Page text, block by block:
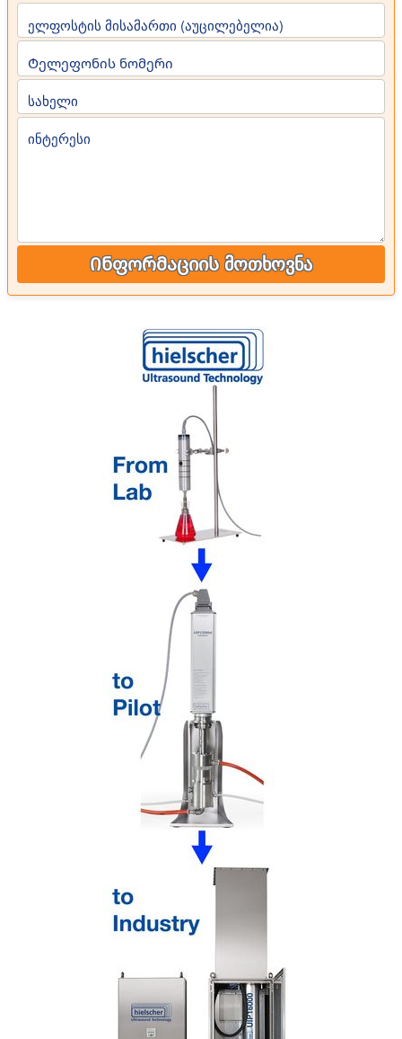
ელფოსტის მისამართი (აუცილებელია)
Ტელეფონის ნომერი
სახელი
ინტერესი
Ინფორმაციის მოთხოვნა